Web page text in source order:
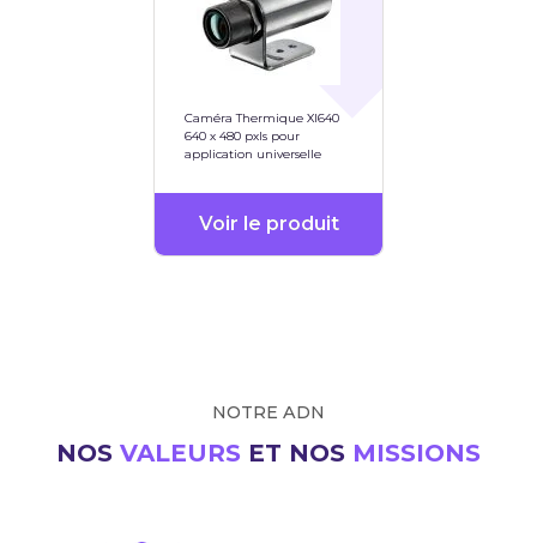
Caméra Thermique XI640
640 x 480 pxls pour
application universelle
Voir le produit
NOTRE ADN
NOS VALEURS ET NOS MISSIONS